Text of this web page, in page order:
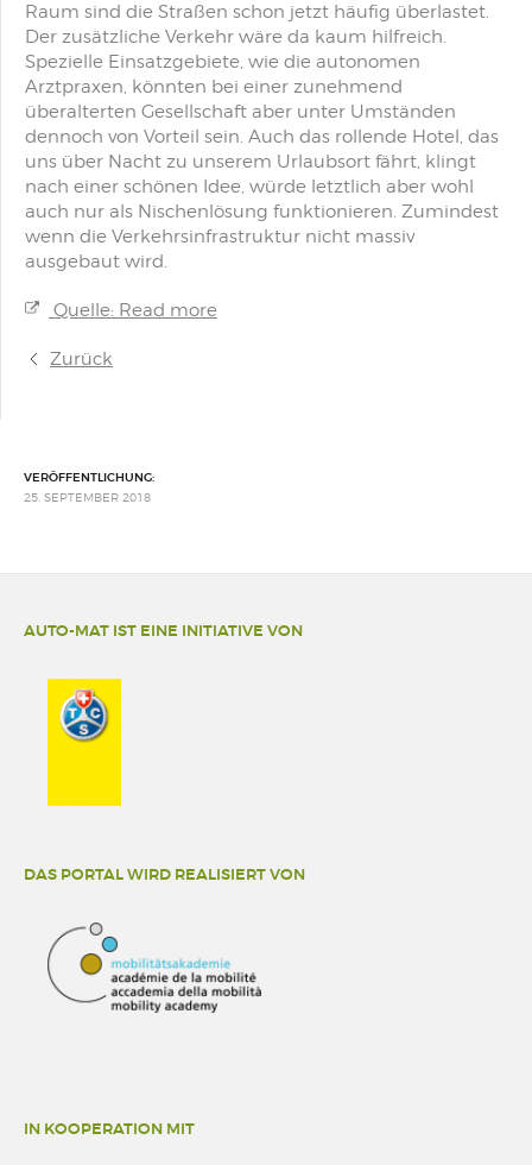
Raum sind die Straßen schon jetzt häufig überlastet.
Der zusätzliche Verkehr wäre da kaum hilfreich.
Spezielle Einsatzgebiete, wie die autonomen
Arztpraxen, könnten bei einer zunehmend
überalterten Gesellschaft aber unter Umständen
dennoch von Vorteil sein. Auch das rollende Hotel, das
uns über Nacht zu unserem Urlaubsort fährt, klingt
nach einer schönen Idee, würde letztlich aber wohl
auch nur als Nischenlösung funktionieren. Zumindest
wenn die Verkehrsinfrastruktur nicht massiv
ausgebaut wird.
Quelle: Read more
Zurück
VERÖFFENTLICHUNG:
25. SEPTEMBER 2018
AUTO-MAT IST EINE INITIATIVE VON
DAS PORTAL WIRD REALISIERT VON
IN KOOPERATION MIT